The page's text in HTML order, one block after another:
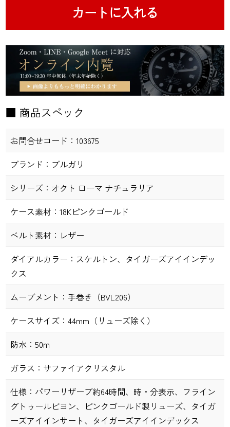
カートに入れる
■ 商品スペック
お問合せコード： 103675
ブランド： ブルガリ
シリーズ： オクト ローマ ナチュラリア
ケース素材： 18Kピンクゴールド
ベルト素材： レザー
ダイアルカラー： スケルトン、タイガーズアイインデッ
クス
ムーブメント： 手巻き（BVL206）
ケースサイズ： 44mm（リューズ除く）
防水： 50m
ガラス： サファイアクリスタル
仕様： パワーリザーブ約64時間、時・分表示、フライン
グトゥールビヨン、ピンクゴールド製リューズ、タイガ
ーズアイインサート、タイガーズアイインデックス